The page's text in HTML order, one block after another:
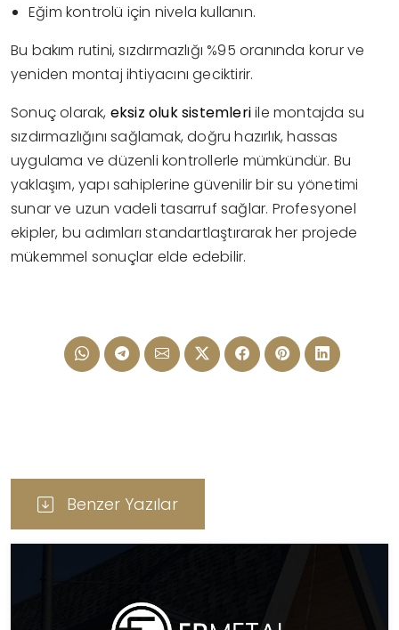
Eğim kontrolü için nivela kullanın.
Bu bakım rutini, sızdırmazlığı %95 oranında korur ve
yeniden montaj ihtiyacını geciktirir.
Sonuç olarak, eksiz oluk sistemleriile montajda su
sızdırmazlığını sağlamak, doğru hazırlık, hassas
uygulama ve düzenli kontrollerle mümkündür. Bu
yaklaşım, yapı sahiplerine güvenilir bir su yönetimi
sunar ve uzun vadeli tasarruf sağlar. Profesyonel
ekipler, bu adımları standartlaştırarak her projede
mükemmel sonuçlar elde edebilir.
Benzer Yazılar